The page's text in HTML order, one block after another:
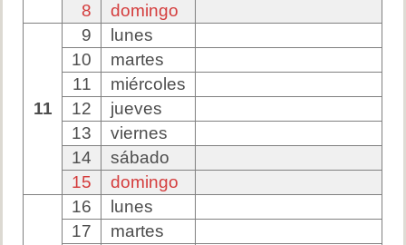
8
domingo
11
9
lunes
10
martes
11
miércoles
12
jueves
13
viernes
14
sábado
15
domingo
16
lunes
17
martes